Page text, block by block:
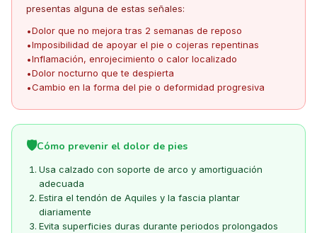
presentas alguna de estas señales:
•Dolor que no mejora tras 2 semanas de reposo
•Imposibilidad de apoyar el pie o cojeras repentinas
•Inflamación, enrojecimiento o calor localizado
•Dolor nocturno que te despierta
•Cambio en la forma del pie o deformidad progresiva
🛡️Cómo prevenir el dolor de pies
Usa calzado con soporte de arco y amortiguación
adecuada
Estira el tendón de Aquiles y la fascia plantar
diariamente
Evita superficies duras durante periodos prolongados